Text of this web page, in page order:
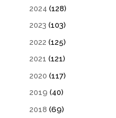
2024 (128)
2023 (103)
2022 (125)
2021 (121)
2020 (117)
2019 (40)
2018 (69)